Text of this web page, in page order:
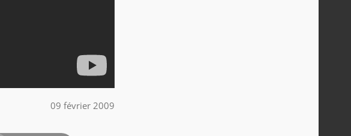
09 février 2009